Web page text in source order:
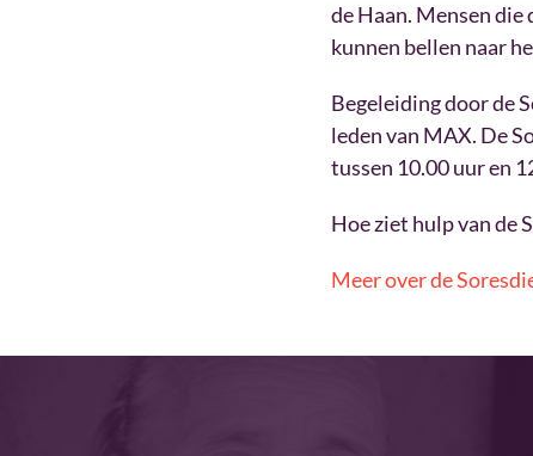
de Haan. Mensen
kunnen bellen naar
Begeleiding door de
leden van MAX. De
tussen 10.00 uur en
Hoe ziet hulp van de
Meer over de